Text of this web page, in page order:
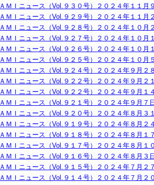
ＡＭＩニュース（Vol.９３０号）２０２４年１１月
ＡＭＩニュース（Vol.９２９号）２０２４年１１月
ＡＭＩニュース（Vol.９２８号）２０２４年１０月
ＡＭＩニュース（Vol.９２７号）２０２４年１０月
ＡＭＩニュース（Vol.９２６号）２０２４年１０月
ＡＭＩニュース（Vol.９２５号）２０２４年１０月
ＡＭＩニュース（Vol.９２４号）２０２４年９月２
ＡＭＩニュース（Vol.９２２号）２０２４年９月２
ＡＭＩニュース（Vol.９２２号）２０２４年９月１
ＡＭＩニュース（Vol.９２１号）２０２４年９月７
ＡＭＩニュース（Vol.９２０号）２０２４年８月３
ＡＭＩニュース（Vol.９１９号）２０２４年８月２
ＡＭＩニュース（Vol.９１８号）２０２４年８月１
ＡＭＩニュース（Vol.９１７号）２０２４年８月１
ＡＭＩニュース（Vol.９１６号）２０２４年８月３
ＡＭＩニュース（Vol.９１５号）２０２４年７月２
ＡＭＩニュース（Vol.９１４号）２０２４年７月２